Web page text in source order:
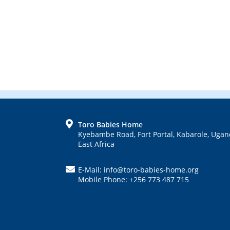
Toro Babies Home
Kyebambe Road, Fort Portal, Kabarole,
East Africa
E-Mail: info@toro-babies-home.org
Mobile Phone: +256 773 487 715